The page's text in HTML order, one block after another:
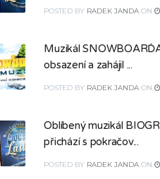
POSTED BY RADEK JANDA ON
Muzikál
obsazení a zahájil ...
POSTED BY RADEK JANDA ON
Oblíbený muzikál
přichází s pokračov...
POSTED BY RADEK JANDA ON